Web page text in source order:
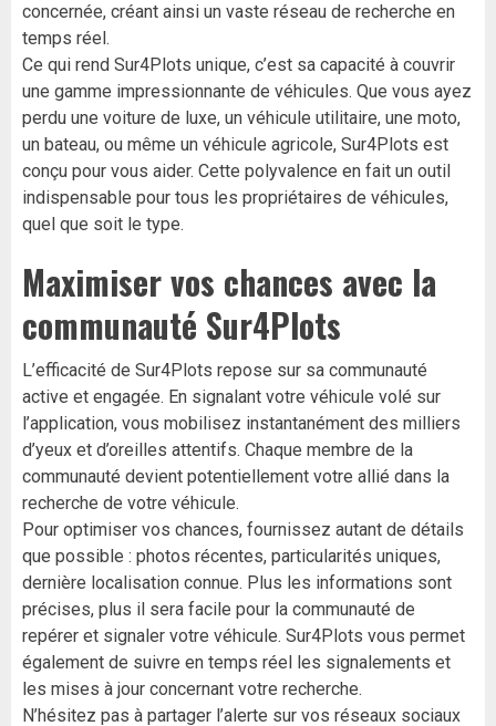
concernée, créant ainsi un vaste réseau de recherche en
temps réel.
Ce qui rend Sur4Plots unique, c’est sa capacité à couvrir
une gamme impressionnante de véhicules. Que vous ayez
perdu une voiture de luxe, un véhicule utilitaire, une moto,
un bateau, ou même un véhicule agricole, Sur4Plots est
conçu pour vous aider. Cette polyvalence en fait un outil
indispensable pour tous les propriétaires de véhicules,
quel que soit le type.
Maximiser vos chances avec la
communauté Sur4Plots
L’efficacité de Sur4Plots repose sur sa communauté
active et engagée. En signalant votre véhicule volé sur
l’application, vous mobilisez instantanément des milliers
d’yeux et d’oreilles attentifs. Chaque membre de la
communauté devient potentiellement votre allié dans la
recherche de votre véhicule.
Pour optimiser vos chances, fournissez autant de détails
que possible : photos récentes, particularités uniques,
dernière localisation connue. Plus les informations sont
précises, plus il sera facile pour la communauté de
repérer et signaler votre véhicule. Sur4Plots vous permet
également de suivre en temps réel les signalements et
les mises à jour concernant votre recherche.
N’hésitez pas à partager l’alerte sur vos réseaux sociaux